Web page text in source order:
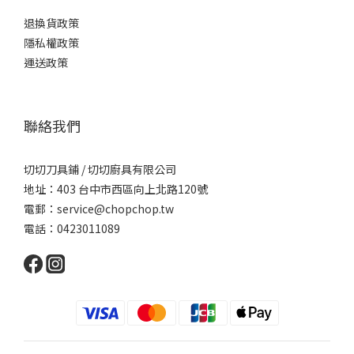
退換貨政策
隱私權政策
運送政策
聯絡我們
切切刀具鋪 / 切切廚具有限公司
地址：403 台中市西區向上北路120號
電郵：service@chopchop.tw
電話：0423011089